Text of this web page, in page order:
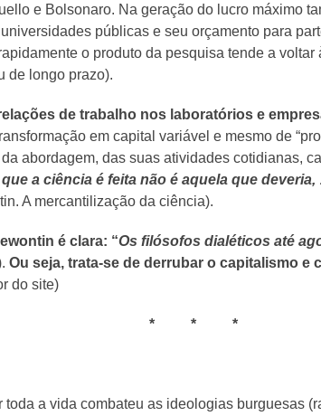
e Bolsonaro. Na geração do lucro máximo
públicas e seu orçamento para
o produto da pesquisa tende a
de longo prazo).
de trabalho nos laboratórios e
em capital variável e mesmo de
abordagem, das suas atividades cotidianas,
a ciência é feita não é aquela que
A mercantilização da ciência).
é clara: “Os filósofos dialéticos até
Ou seja, trata-se de derrubar o capitalismo e
do site)
* * *
a vida combateu as ideologias burguesas